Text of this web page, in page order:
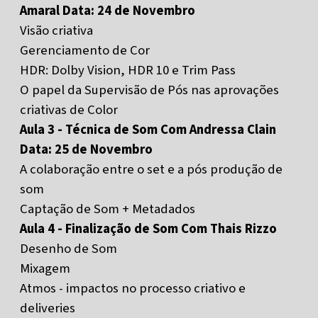
Amaral Data: 24 de Novembro
Visão criativa
Gerenciamento de Cor
HDR: Dolby Vision, HDR 10 e Trim Pass
O papel da Supervisão de Pós nas aprovações
criativas de Color
Aula 3 - Técnica de Som Com Andressa Clain
Data: 25 de Novembro
A colaboração entre o set e a pós produção de
som
Captação de Som + Metadados
Aula 4 - Finalização de Som Com Thais Rizzo
Desenho de Som
Mixagem
Atmos - impactos no processo criativo e
deliveries